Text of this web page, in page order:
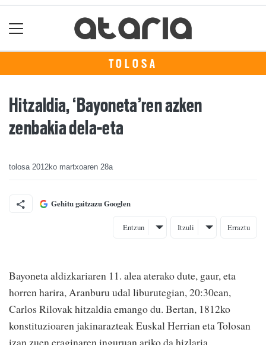
TOLOSA
Hitzaldia, ‘Bayoneta’ren azken
zenbakia dela-eta
tolosa 2012ko martxoaren 28a
Gehitu gaitzazu Googlen
Entzun Itzuli Erraztu
Bayoneta aldizkariaren 11. alea aterako dute, gaur, eta
horren harira, Aranburu udal liburutegian, 20:30ean,
Carlos Rilovak hitzaldia emango du. Bertan, 1812ko
konstituzioaren jakinarazteak Euskal Herrian eta Tolosan